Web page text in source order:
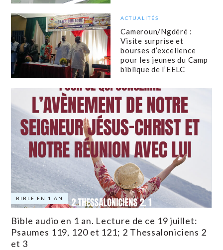
ACTUALITÉS
Cameroun/Ngdéré :
Visite surprise et
bourses d’excellence
pour les jeunes du Camp
biblique de l’EELC
BIBLE EN 1 AN
Bible audio en 1 an. Lecture de ce 19 juillet:
Psaumes 119, 120 et 121; 2 Thessaloniciens 2
et 3